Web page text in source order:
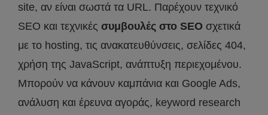
site, αν είναι σωστά τα URL. Παρέχουν τεχνικό
SEO και τεχνικές συμβουλές στο SEO σχετικά
με το hosting, τις ανακατευθύνσεις, σελίδες 404,
χρήση της JavaScript, ανάπτυξη περιεχομένου.
Μπορούν να κάνουν καμπάνια και Google Ads,
ανάλυση και έρευνα αγοράς, keyword research